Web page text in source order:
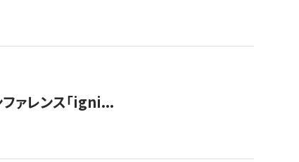
ァレンス「igni...